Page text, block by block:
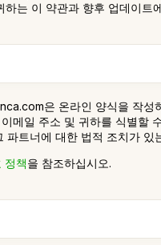
는 이 약관과 향후 업데이트
은 온라인 양식을 작성
메일 주소 및 귀하를 식별할
트너에 대한 법적 조치가
정책을 참조하십시오.